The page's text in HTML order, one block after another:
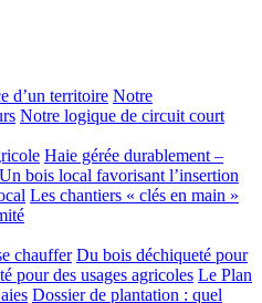
d’un territoire Notre
Notre logique de circuit court
Haie gérée durablement –
Un bois local favorisant l’insertion
Les chantiers « clés en main »
chauffer Du bois déchiqueté pour
pour des usages agricoles Le Plan
Dossier de plantation : quel